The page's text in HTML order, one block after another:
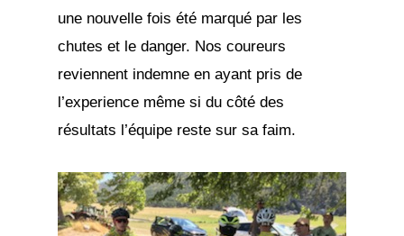
une nouvelle fois été marqué par les
chutes et le danger. Nos coureurs
reviennent indemne en ayant pris de
l’experience même si du côté des
résultats l’équipe reste sur sa faim.